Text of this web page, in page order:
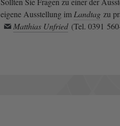
eigene Ausstellung im Landtag zu
Matthias Unfried (Tel. 0391